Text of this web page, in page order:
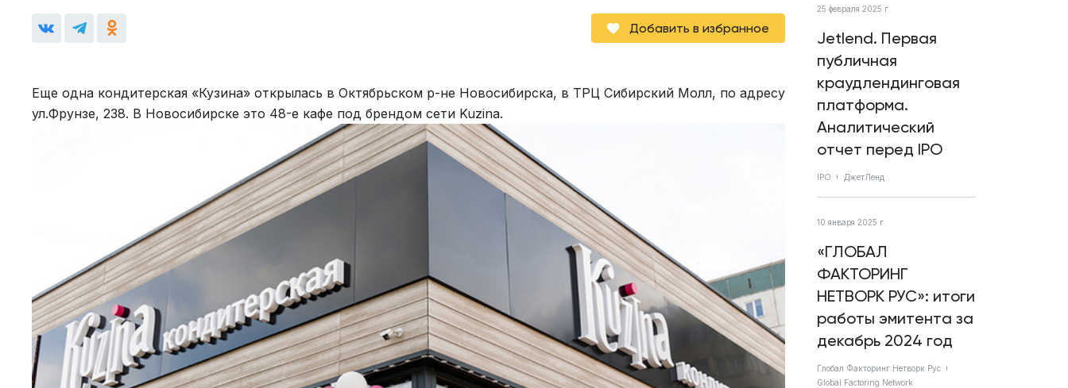
Добавить в избранное
Еще одна кондитерская «Кузина» открылась в Октябрьском р-не Новосибирска, в ТРЦ Сибирский Молл, по адресу
ул.Фрунзе, 238. В Новосибирске это 48-е кафе под брендом сети Kuzina.
25 февраля 2025 г.
Jetlend. Первая
публичная
краудлендинговая
платформа.
Аналитический
отчет перед IPO
IPO ДжетЛенд
10 января 2025 г.
«ГЛОБАЛ
ФАКТОРИНГ
НЕТВОРК РУС»: итоги
работы эмитента за
декабрь 2024 год
Глобал Факторинг Нетворк Рус
Global Factoring Network